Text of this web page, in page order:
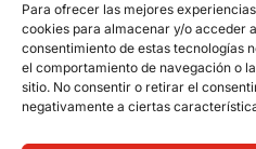
Para ofrecer las mejores
cookies para almacenar y/o acceder
consentimiento de estas tecnologías
el comportamiento de navegación o
sitio. No consentir o retirar el
negativamente a ciertas